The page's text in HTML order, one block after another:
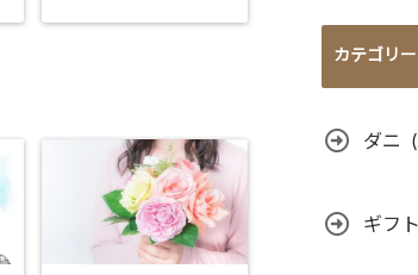
カテゴリー
ダニ
ギフト